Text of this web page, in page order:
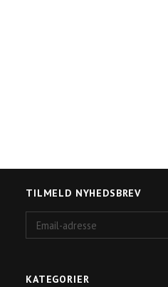
TILMELD NYHEDSBREV
adresse
KATEGORIER